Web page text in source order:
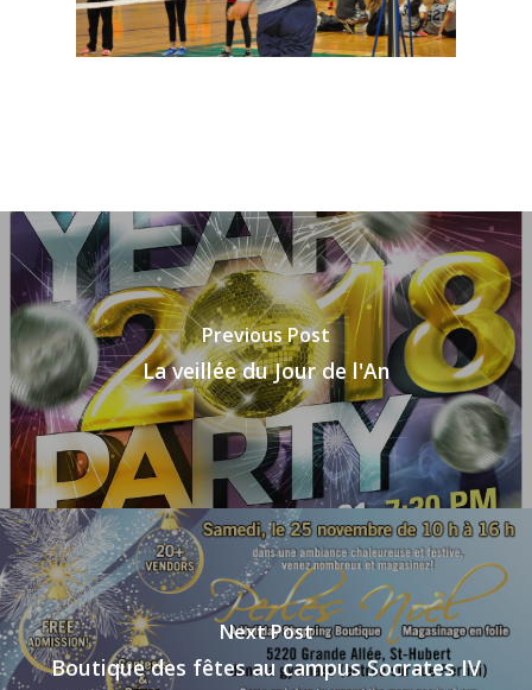
Previous Post
La veillée du Jour de l'An
Next Post
Boutique des fêtes au campus Socrates IV